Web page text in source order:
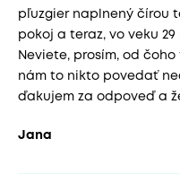
pľuzgier naplnený čírou
pokoj a teraz, vo veku
Neviete, prosím, od
nám to nikto povedať
ďakujem za odpoveď a
Jana